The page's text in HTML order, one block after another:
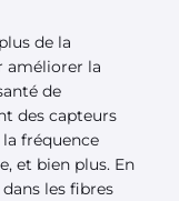
de la
améliorer la
de
des capteurs
fréquence
et bien plus. En
les fibres